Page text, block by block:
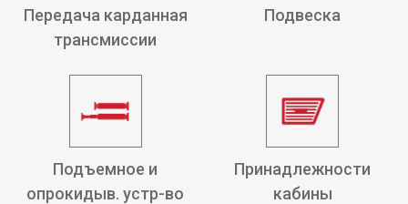
Передача карданная
трансмиссии
Подвеска
Подъемное и
опрокидыв. устр-во
Принадлежности
кабины